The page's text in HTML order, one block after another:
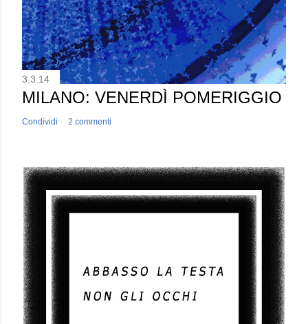
3.3.14
MILANO: VENERDÌ POMERIGGIO
Condividi 2 commenti